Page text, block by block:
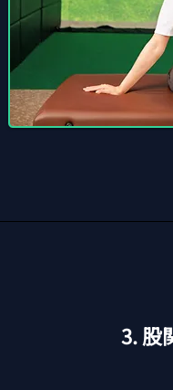
3. 股